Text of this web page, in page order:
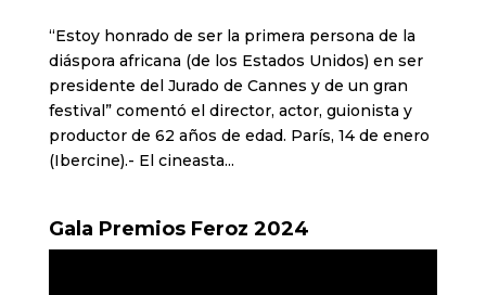
“Estoy honrado de ser la primera persona de la
diáspora africana (de los Estados Unidos) en ser
presidente del Jurado de Cannes y de un gran
festival” comentó el director, actor, guionista y
productor de 62 años de edad. París, 14 de enero
(Ibercine).- El cineasta...
Gala Premios Feroz 2024